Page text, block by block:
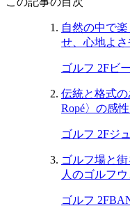
自然の中で
せ、心地よ
ゴルフ 2Fビ
伝統と格式
Ropé〉の感
ゴルフ 2Fジ
ゴルフ場と
人のゴルフ
ゴルフ 2F